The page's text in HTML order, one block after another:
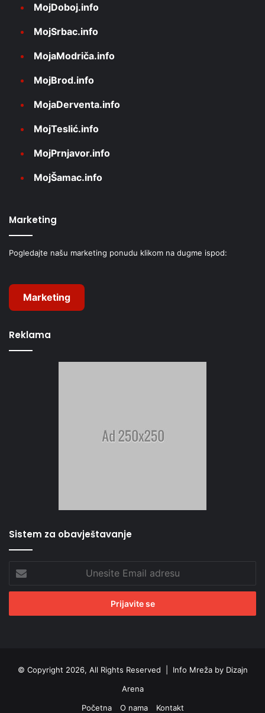
MojDoboj.info
MojSrbac.info
MojaModriča.info
MojBrod.info
MojaDerventa.info
MojTeslić.info
MojPrnjavor.info
MojŠamac.info
Marketing
Pogledajte našu marketing ponudu klikom na dugme ispod:
Marketing
Reklama
Sistem za obavještavanje
Email
adresu
© Copyright 2026, All Rights Reserved | Info Mreža by Dizajn
Arena
Početna
O nama Kontakt